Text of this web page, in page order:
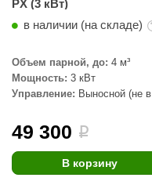
Термо
PX (3 кВт)
в наличии (на складе)
Объем парной, до: 4 м³
Мощность: 3 кВт
Управление: Выносной (не в
49 300 i
В корзину